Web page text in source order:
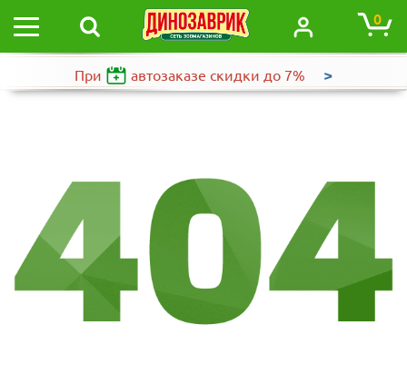
0
При автозаказе скидки до 7% >